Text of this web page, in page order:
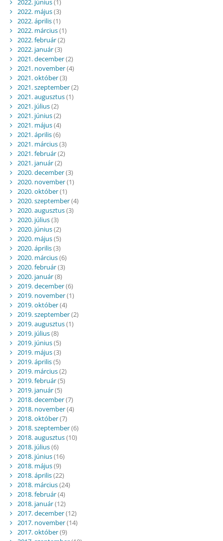
2022. június(1)
2022. május(3)
2022. április(1)
2022. március(1)
2022. február(2)
2022. január(3)
2021. december(2)
2021. november(4)
2021. október(3)
2021. szeptember(2)
2021. augusztus(1)
2021. július(2)
2021. június(2)
2021. május(4)
2021. április(6)
2021. március(3)
2021. február(2)
2021. január(2)
2020. december(3)
2020. november(1)
2020. október(1)
2020. szeptember(4)
2020. augusztus(3)
2020. július(3)
2020. június(2)
2020. május(5)
2020. április(3)
2020. március(6)
2020. február(3)
2020. január(8)
2019. december(6)
2019. november(1)
2019. október(4)
2019. szeptember(2)
2019. augusztus(1)
2019. július(8)
2019. június(5)
2019. május(3)
2019. április(5)
2019. március(2)
2019. február(5)
2019. január(5)
2018. december(7)
2018. november(4)
2018. október(7)
2018. szeptember(6)
2018. augusztus(10)
2018. július(6)
2018. június(16)
2018. május(9)
2018. április(22)
2018. március(24)
2018. február(4)
2018. január(12)
2017. december(12)
2017. november(14)
2017. október(9)